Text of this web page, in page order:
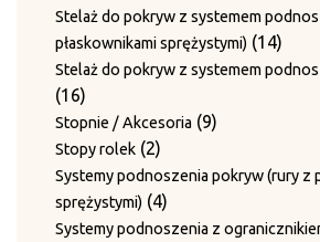
Stelaż do pokryw z systemem
płaskownikami sprężystymi)
1414
Stelaż do pokryw z systemem
1616
produktów
Stopnie / Akcesoria 99
Stopy rolek 22
produkty
Systemy podnoszenia pokryw (rury z
sprężystymi)
44
produkty
Systemy podnoszenia z